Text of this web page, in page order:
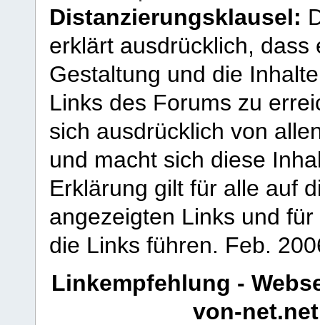
Distanzierungsklausel:
erklärt ausdrücklich,
Gestaltung und die
Links des Forums zu
sich ausdrücklich von
und macht sich diese
Erklärung gilt für alle auf
angezeigten Links und
die Links führen. Feb.
Linkempfehlung -
von-net.net